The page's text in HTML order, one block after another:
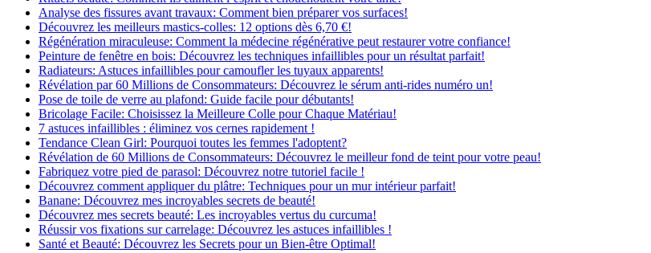
Analyse des fissures avant travaux: Comment bien préparer vos surfaces!
Découvrez les meilleurs mastics-colles: 12 options dès 6,70 €!
Régénération miraculeuse: Comment la médecine régénérative peut restaurer votre confiance!
Peinture de fenêtre en bois: Découvrez les techniques infaillibles pour un résultat parfait!
Radiateurs: Astuces infaillibles pour camoufler les tuyaux apparents!
Révélation par 60 Millions de Consommateurs: Découvrez le sérum anti-rides numéro un!
Pose de toile de verre au plafond: Guide facile pour débutants!
Bricolage Facile: Choisissez la Meilleure Colle pour Chaque Matériau!
7 astuces infaillibles : éliminez vos cernes rapidement !
Tendance Clean Girl: Pourquoi toutes les femmes l'adoptent?
Révélation de 60 Millions de Consommateurs: Découvrez le meilleur fond de teint pour votre peau!
Fabriquez votre pied de parasol: Découvrez notre tutoriel facile !
Découvrez comment appliquer du plâtre: Techniques pour un mur intérieur parfait!
Banane: Découvrez mes incroyables secrets de beauté!
Découvrez mes secrets beauté: Les incroyables vertus du curcuma!
Réussir vos fixations sur carrelage: Découvrez les astuces infaillibles !
Santé et Beauté: Découvrez les Secrets pour un Bien-être Optimal!